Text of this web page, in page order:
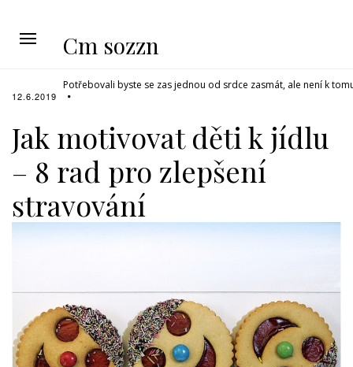
Cm sozzn
Potřebovali byste se zas jednou od srdce zasmát, ale není k
12.6.2019
Jak motivovat děti k jídlu
– 8 rad pro zlepšení
stravování